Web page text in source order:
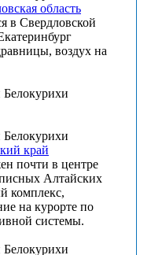
область
в Свердловской
воздух на
край
почти в центре
Алтайских
комплекс,
на курорте по
системы.